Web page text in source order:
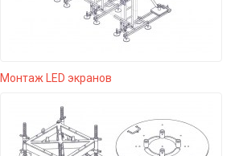
Монтаж LED экранов